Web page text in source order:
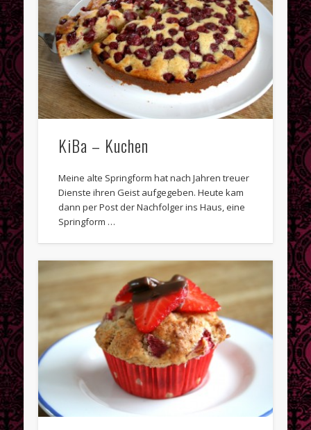
Rezepte
Weihnachten
Meta
Anmelden
Beitrags-Feed (RSS)
WordPress.orgKiBa – Kuchen
Meine alte Springform hat nach Jahren treuer
Dienste ihren Geist aufgegeben. Heute kam
dann per Post der Nachfolger ins Haus, eine
Springform …